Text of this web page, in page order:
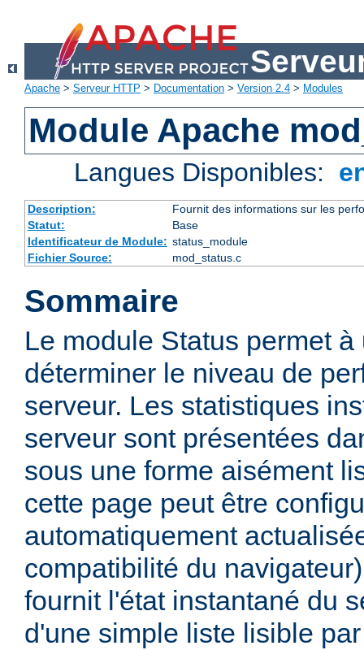
Apache > Serveur HTTP > Documentation > Version 2.4 > Modules
Module Apache
Langues Disponibles:
Description:
Fournit des informations sur les
Statut:
Base
Identificateur de Module: status_module
Fichier Source:
mod_status.c
Sommaire
Le module Status permet
déterminer le niveau de
serveur. Les statistiques
serveur sont présentées
sous une forme aisément
cette page peut être
automatiquement
compatibilité du
fournit l'état instantané du
d'une simple liste lisible